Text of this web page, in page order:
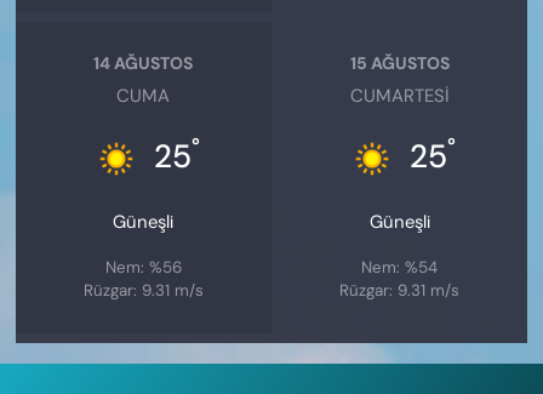
14 AĞUSTOS
CUMA
25°
Güneşli
Nem: %56
Rüzgar: 9.31 m/s
15 AĞUSTOS
CUMARTESI
25°
Güneşli
Nem: %54
Rüzgar: 9.31 m/s